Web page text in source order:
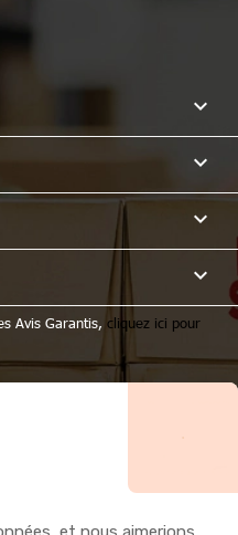



keyboard_arrow_down
Avis Garantis, cliquez ici pour